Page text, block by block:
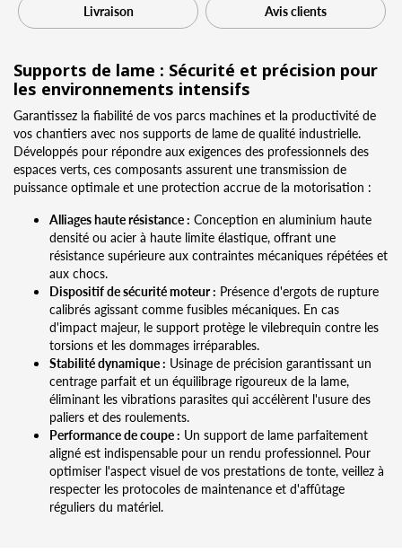
Livraison Avis clients
Supports de lame : Sécurité et précision pour
les environnements intensifs
Garantissez la fiabilité de vos parcs machines et la productivité de
vos chantiers avec nos supports de lame de qualité industrielle.
Développés pour répondre aux exigences des professionnels des
espaces verts, ces composants assurent une transmission de
puissance optimale et une protection accrue de la motorisation :
Alliages haute résistance : Conception en aluminium haute
densité ou acier à haute limite élastique, offrant une
résistance supérieure aux contraintes mécaniques répétées et
aux chocs.
Dispositif de sécurité moteur : Présence d'ergots de rupture
calibrés agissant comme fusibles mécaniques. En cas
d'impact majeur, le support protège le vilebrequin contre les
torsions et les dommages irréparables.
Stabilité dynamique : Usinage de précision garantissant un
centrage parfait et un équilibrage rigoureux de la lame,
éliminant les vibrations parasites qui accélèrent l'usure des
paliers et des roulements.
Performance de coupe : Un support de lame parfaitement
aligné est indispensable pour un rendu professionnel. Pour
optimiser l'aspect visuel de vos prestations de tonte, veillez à
respecter les protocoles de maintenance et d'affûtage
réguliers du matériel.